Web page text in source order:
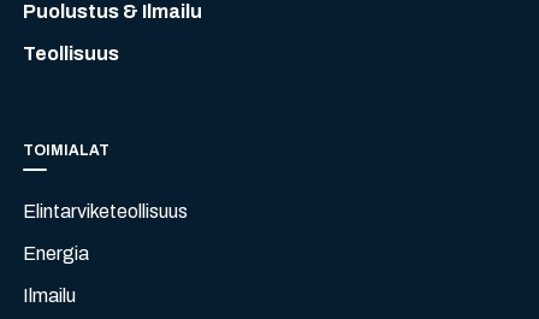
Puolustus & Ilmailu
Teollisuus
TOIMIALAT
Elintarviketeollisuus
Energia
Ilmailu